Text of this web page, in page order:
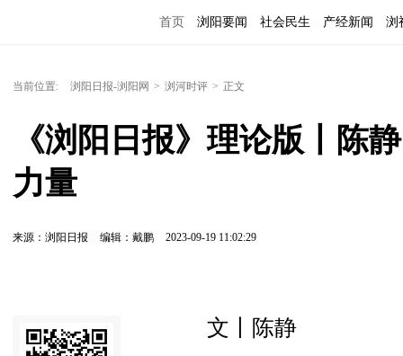
首页 浏阳要闻 社会民生 产经新闻 浏
当前位置: 浏阳日报-浏阳网 > 浏河时评 > 正文
《浏阳日报》理论版丨陈
力量
来源：浏阳日报 编辑：戴鹏 2023-09-19 11:02:29
文丨陈静